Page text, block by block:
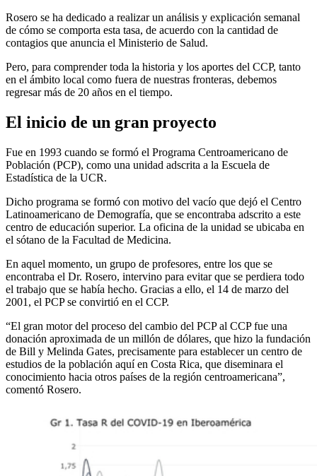
Rosero se ha dedicado a realizar un análisis y explicación semanal
de cómo se comporta esta tasa, de acuerdo con la cantidad de
contagios que anuncia el Ministerio de Salud.
Pero, para comprender toda la historia y los aportes del CCP, tanto
en el ámbito local como fuera de nuestras fronteras, debemos
regresar más de 20 años en el tiempo.
El inicio de un gran proyecto
Fue en 1993 cuando se formó el Programa Centroamericano de
Población (PCP), como una unidad adscrita a la Escuela de
Estadística de la UCR.
Dicho programa se formó con motivo del vacío que dejó el Centro
Latinoamericano de Demografía, que se encontraba adscrito a este
centro de educación superior. La oficina de la unidad se ubicaba en
el sótano de la Facultad de Medicina.
En aquel momento, un grupo de profesores, entre los que se
encontraba el Dr. Rosero, intervino para evitar que se perdiera todo
el trabajo que se había hecho. Gracias a ello, el 14 de marzo del
2001, el PCP se convirtió en el CCP.
“El gran motor del proceso del cambio del PCP al CCP fue una
donación aproximada de un millón de dólares, que hizo la fundación
de Bill y Melinda Gates, precisamente para establecer un centro de
estudios de la población aquí en Costa Rica, que diseminara el
conocimiento hacia otros países de la región centroamericana”,
comentó Rosero.